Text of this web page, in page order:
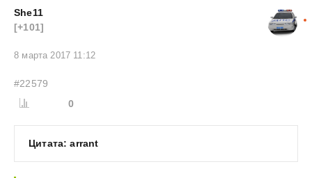
She11
[+101]
8 марта 2017 11:12
#22579
0
Цитата: arrant